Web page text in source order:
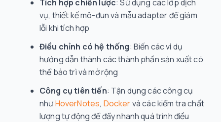
Tích hợp chiến lược: Sử dụng các lớp dịch
vụ, thiết kế mô-đun và mẫu adapter để giảm
lỗi khi tích hợp
Điều chỉnh có hệ thống: Biến các ví dụ
hướng dẫn thành các thành phần sản xuất có
thể bảo trì và mở rộng
Công cụ tiên tiến: Tận dụng các công cụ
nhưHoverNotes, Dockervà các kiểm tra chất
lượng tự động để đẩy nhanh quá trình điều